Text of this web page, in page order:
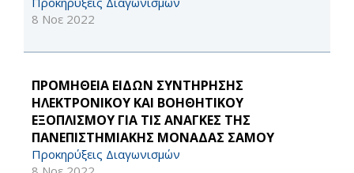
8 Νοε 2022
ΠΡΟΜΗΘΕΙΑ ΕΙΔΩΝ ΣΥΝΤΗΡΗΣΗΣ
ΗΛΕΚΤΡΟΝΙΚΟΥ ΚΑΙ ΒΟΗΘΗΤΙΚΟΥ
ΕΞΟΠΛΙΣΜΟΥ ΓΙΑ ΤΙΣ ΑΝΑΓΚΕΣ ΤΗΣ
ΠΑΝΕΠΙΣΤΗΜΙΑΚΗΣ ΜΟΝΑΔΑΣ ΣΑΜΟΥ
Προκηρύξεις Διαγωνισμών